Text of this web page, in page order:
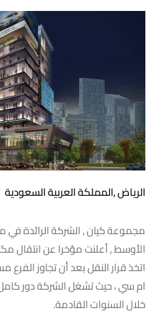
الرياض ,المملكة العربية السعودية
مجموعة كيان , الشركة الرائدة في
الأوسط , أعلنت مؤخرا عن انتقال
اتخذ قرار النقل بعد أن تجاوز
ام سي ، حيث تشغل الشركة دور
خلال السنوات القادمة.